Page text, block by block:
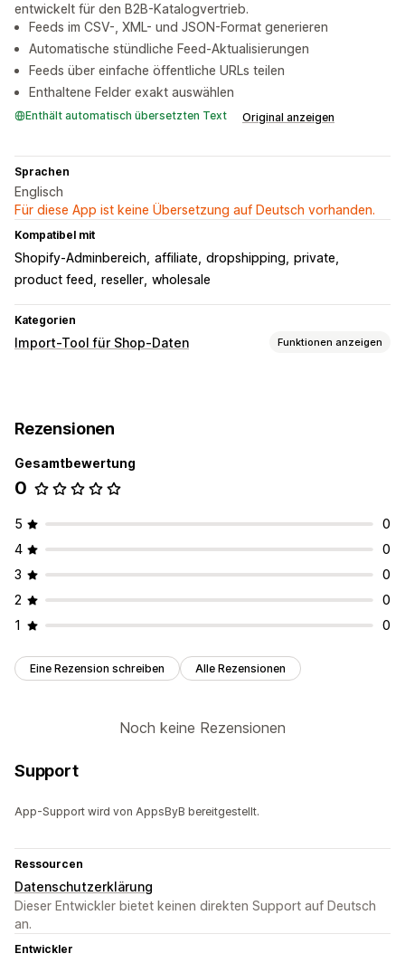
entwickelt für den B2B-Katalogvertrieb.
Feeds im CSV-, XML- und JSON-Format generieren
Automatische stündliche Feed-Aktualisierungen
Feeds über einfache öffentliche URLs teilen
Enthaltene Felder exakt auswählen
Enthält automatisch übersetzten Text Original anzeigen
Sprachen
Englisch
Für diese App ist keine Übersetzung auf Deutsch vorhanden.
Kompatibel mit
Shopify-Adminbereich affiliate dropshipping private
product feed
reseller wholesale
Kategorien
Import-Tool für Shop-Daten Funktionen anzeigen
Rezensionen
Gesamtbewertung
0
5
0
4
0
3
0
2
0
1
0
Eine Rezension schreiben Alle Rezensionen
Noch keine Rezensionen
Support
App-Support wird von AppsByB bereitgestellt.
Ressourcen
Datenschutzerklärung
Dieser Entwickler bietet keinen direkten Support auf Deutsch
an.
Entwickler